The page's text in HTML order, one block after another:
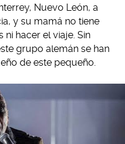
Nuevo León, a
y su mamá no tiene
hacer el viaje. Sin
grupo alemán se han
de este pequeño.